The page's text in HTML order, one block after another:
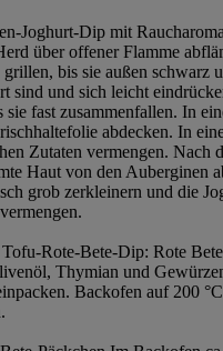
Joghurt-Dip mit
über offener Flamme
bis sie außen schwarz
sind und sich leicht
sie fast zusammenfallen. In
abdecken. In
Zutaten vermengen. Nach
Haut von den Auberginen
grob zerkleinern und die
Rote-Bete-Dip: Rote
Thymian und
Backofen auf 200